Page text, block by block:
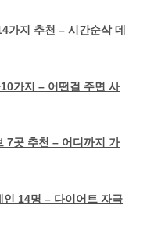
가지 추천 – 시간순삭 데
가지 – 어떤걸 주면 사
7곳 추천 – 어디까지 가
인 14명 – 다이어트 자극